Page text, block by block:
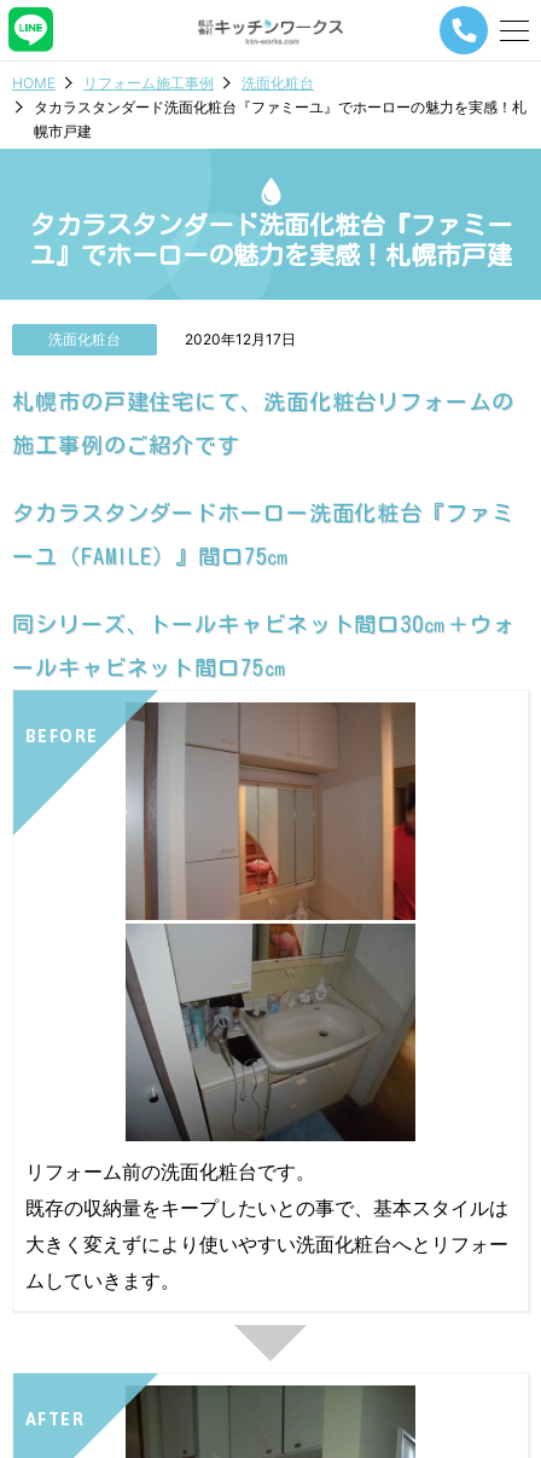
メ
ー
ビ
タ
HOME リフォーム施工事例
洗面化粧台
タカラスタンダード洗面化粧台『ファミーユ』でホーローの魅力を実感！札
幌市戸建
タカラスタンダード洗面化粧台『ファミー
ユ』でホーローの魅力を実感！札幌市戸建
洗面化粧台 2020年12月17日
札幌市の戸建住宅にて、洗面化粧台リフォームの
施工事例のご紹介です
タカラスタンダードホーロー洗面化粧台『ファミ
ーユ（FAMILE）』間口75㎝
同シリーズ、トールキャビネット間口30㎝＋ウォ
ールキャビネット間口75㎝
BEFORE
リフォーム前の洗面化粧台です。
既存の収納量をキープしたいとの事で、基本スタイルは
大きく変えずにより使いやすい洗面化粧台へとリフォー
ムしていきます。
AFTER